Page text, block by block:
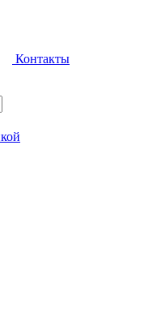
Контакты